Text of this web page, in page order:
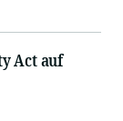
Act auf